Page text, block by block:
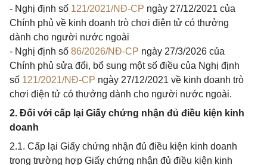
- Nghị định số 121/2021/NĐ-CP ngày 27/12/2021 của
Chính phủ về kinh doanh trò chơi điện tử có thưởng
dành cho người nước ngoài
- Nghị định số 86/2026/NĐ-CP ngày 27/3/2026 của
Chính phủ sửa đổi, bổ sung một số điều của Nghị định
số 121/2021/NĐ-CP ngày 27/12/2021 về kinh doanh trò
chơi điện tử có thưởng dành cho người nước ngoài.
2. Đối với cấp lại Giấy chứng nhận đủ điều kiện kinh
doanh
2.1. Cấp lại Giấy chứng nhận đủ điều kiện kinh doanh
trong trường hợp Giấy chứng nhận đủ điều kiện kinh